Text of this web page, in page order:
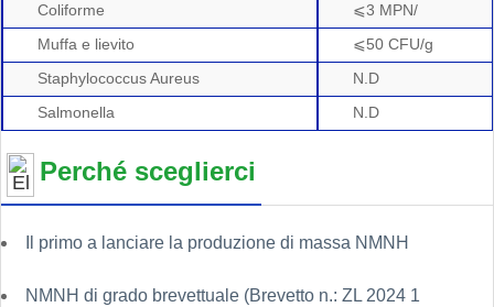
Coliforme
⩽3 MPN/
Muffa e lievito
⩽50 CFU/g
Staphylococcus Aureus
N.D
Salmonella
N.D
Perché sceglierci
Il primo a lanciare la produzione di massa NMNH
NMNH di grado brevettuale (Brevetto n.: ZL 2024 1